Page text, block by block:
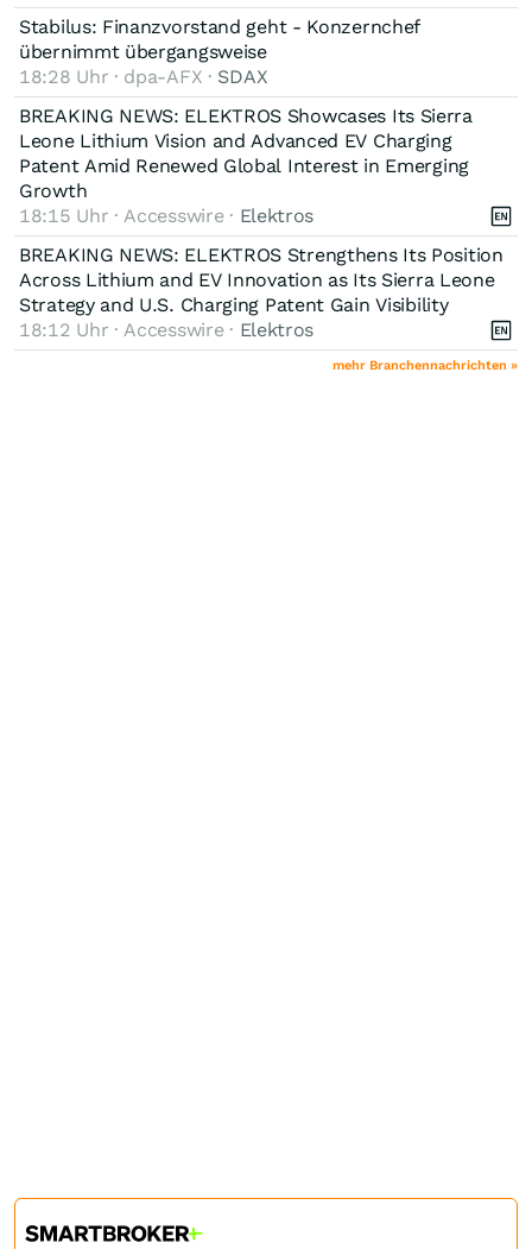
Stabilus: Finanzvorstand geht - Konzernchef
übernimmt übergangsweise
18:28 Uhr · dpa-AFX · SDAX
BREAKING NEWS: ELEKTROS Showcases Its Sierra
Leone Lithium Vision and Advanced EV Charging
Patent Amid Renewed Global Interest in Emerging
Growth
18:15 Uhr · Accesswire · Elektros
BREAKING NEWS: ELEKTROS Strengthens Its Position
Across Lithium and EV Innovation as Its Sierra Leone
Strategy and U.S. Charging Patent Gain Visibility
18:12 Uhr · Accesswire · Elektros
mehr Branchennachrichten »